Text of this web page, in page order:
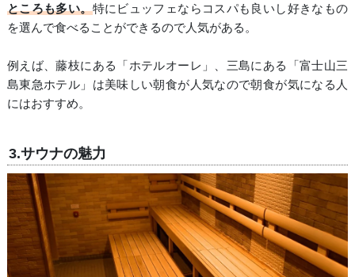
ところも多い。特にビュッフェならコスパも良いし好きなもの
を選んで食べることができるので人気がある。
例えば、藤枝にある「ホテルオーレ」、三島にある「富士山三
島東急ホテル」は美味しい朝食が人気なので朝食が気になる人
にはおすすめ。
3.サウナの魅力